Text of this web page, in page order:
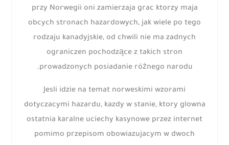
przy Norwegii oni zamierzaja grac ktorzy maja
obcych stronach hazardowych, jak wiele po tego
rodzaju kanadyjskie, od chwili nie ma zadnych
ograniczen pochodzące z takich stron
prowadzonych posiadanie różnego narodu.
Jesli idzie na temat norweskimi wzorami
dotyczacymi hazardu, kazdy w stanie, ktory glowna
ostatnia karalne uciechy kasynowe przez internet
pomimo przepisom obowiazujacym w dwoch